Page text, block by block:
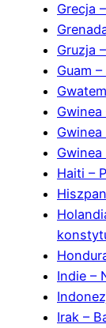
Grecja
Gruzja
Guam
Haiti –
Indie –
Irak –